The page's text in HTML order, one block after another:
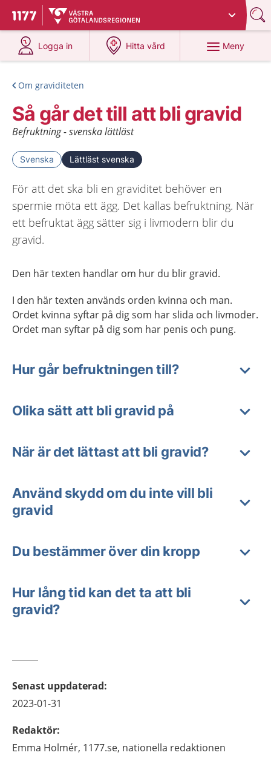
Till startsidan för 1177
Du har valt region
Logga in
på 1177.se
Hitta vård
på 1177.se
Meny
Om graviditeten
Så går det till att bli gravid
Befruktning - svenska lättläst
Svenska Lättläst svenska
För att det ska bli en graviditet behöver en
spermie möta ett ägg. Det kallas befruktning. När
ett befruktat ägg sätter sig i livmodern blir du
gravid.
Den här texten handlar om hur du blir gravid.
I den här texten används orden kvinna och man.
Ordet kvinna syftar på dig som har slida och livmoder.
Ordet man syftar på dig som har penis och pung.
Hur går befruktningen till?
Olika sätt att bli gravid på
När är det lättast att bli gravid?
Använd skydd om du inte vill bli
gravid
Du bestämmer över din kropp
Hur lång tid kan det ta att bli
gravid?
Senast uppdaterad:
2023-01-31
Redaktör:
Emma Holmér, 1177.se, nationella redaktionen